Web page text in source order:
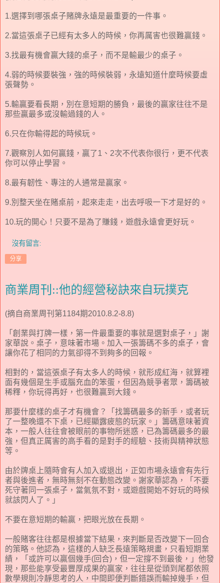
1.選擇到哪張桌子賭牌永遠是最重要的一件事。
2.當這張桌子已經有太多人的時候，你再厲害也很難贏錢。
3.找最有機會贏大錢的桌子，而不是輸最少的桌子。
4.弱的時候要裝強，強的時候裝弱，永遠知道什麼時候要虛
張聲勢。
5.輸贏要看長期，別在意短期的勝負，最後的贏家往往不是
那些贏最多或沒輸過錢的人。
6.只在你輸得起的時候玩。
7.觀察別人如何贏錢，贏了1、2次不代表你很行，更不代表
你可以停止學習。
8.最有韌性、專注的人通常是贏家。
9.別整天坐在賭桌前，起來走走，出去呼吸一下才是好的。
10.玩的開心！只要不是為了賺錢，遊戲永遠會更好玩。
沒有留言:
分享
商業周刊::他的經營秘訣來自玩撲克
(摘自商業周刊第1184期2010.8.2-8.8)
「創業與打牌一樣，第一件最重要的事就是選對桌子，」謝
家華說。桌子，意味著市場。加入一張籌碼不多的桌子，會
讓你花了相同的力氣卻得不到夠多的回報。
相對的，當這張桌子有太多人的時候，就形成紅海，就算裡
面有幾個是生手或腦充血的笨蛋，但因為競爭者眾，籌碼被
稀釋，你玩得再好，也很難贏到大錢。
那要什麼樣的桌子才有機會？「找籌碼最多的新手，或者玩
了一整晚還不下桌，已經顯露疲態的玩家。」籌碼意味著資
本，一般人往往會被眼前的事物所迷惑，已為籌碼最多的最
強，但真正厲害的高手看的是對手的經驗、技術與精神狀態
等。
由於牌桌上隨時會有人加入或退出，正如市場永遠會有先行
者與後進者，無時無刻不在動態改變。謝家華認為，「不要
死守著同一張桌子，當氣氛不對，或遊戲開始不好玩的時候
就該閃人了。」
不要在意短期的輸贏，把眼光放在長期。
一般賭客往往都是根據當下結果，來判斷是否改變下一回合
的策略。他認為，這樣的人缺乏長遠策略規畫，只看短期業
績，「或許可以贏個幾手(回合)，但一定撐不到最後，」他發
現，那些能享受最豐厚成果的贏家，往往是從頭到尾都依照
數學規則冷靜思考的人，中間即便判斷錯誤而輸掉幾手，但